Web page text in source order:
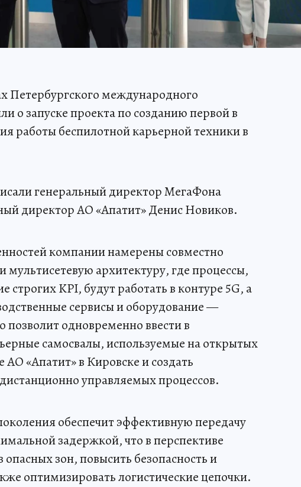
Петербургского международного
о запуске проекта по созданию первой в
работы беспилотной карьерной техники в
генеральный директор МегаФона
директор АО «Апатит» Денис Новиков.
компании намерены совместно
мультисетевую архитектуру, где процессы,
KPI, будут работать в контуре 5G, а
сервисы и оборудование —
одновременно ввести в
самосвалы, используемые на открытых
«Апатит» в Кировске и создать
управляемых процессов.
обеспечит эффективную передачу
задержкой, что в перспективе
зон, повысить безопасность и
оптимизировать логистические цепочки.